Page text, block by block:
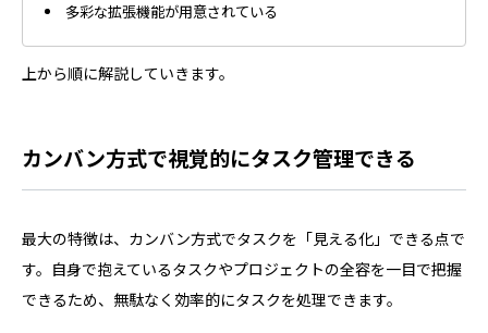
多彩な拡張機能が用意されている
上から順に解説していきます。
カンバン方式で視覚的にタスク管理できる
最大の特徴は、カンバン方式でタスクを「見える化」できる点で
す。自身で抱えているタスクやプロジェクトの全容を一目で把握
できるため、無駄なく効率的にタスクを処理できます。